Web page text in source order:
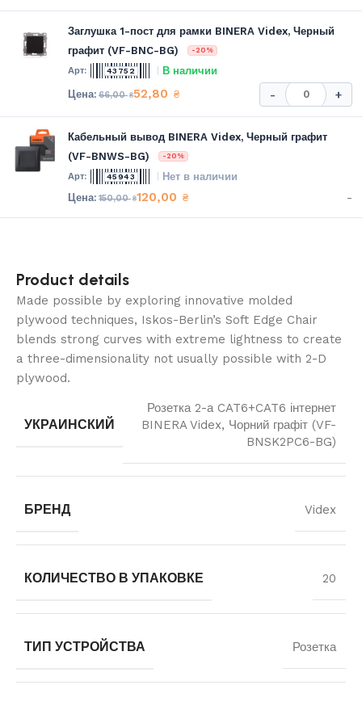
Заглушка 1-пост для рамки BINERA Videx, Черный
графит (VF-BNC-BG)
-20%
43752 В наличии
66,00₴52,80 ₴ - +
Кабельный вывод BINERA Videx, Черный графит
(VF-BNWS-BG)
-20%
45943 Нет в наличии
150,00₴120,00 ₴ -
Product details
Made possible by exploring innovative molded
plywood techniques, Iskos-Berlin’s Soft Edge Chair
blends strong curves with extreme lightness to create
a three-dimensionality not usually possible with 2-D
plywood.
УКРАИНСКИЙ
Розетка 2-а CAT6+CAT6 інтернет
BINERA Videx, Чорний графіт (VF-
BNSK2PC6-BG)
БРЕНД Videx
КОЛИЧЕСТВО В УПАКОВКЕ 20
ТИП УСТРОЙСТВА Розетка